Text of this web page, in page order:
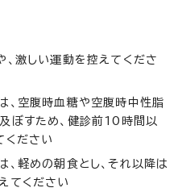
激しい運動を控えてくださ
、空腹時血糖や空腹時中性脂
ぼすため、健診前10時間以
ください
軽めの朝食とし、それ以降は
てください